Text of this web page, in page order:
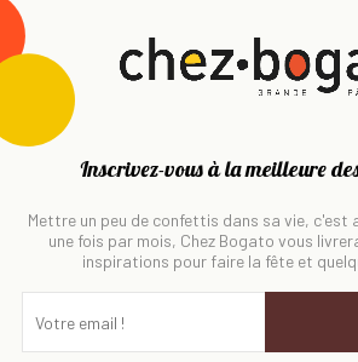
Inscrivez-vous à la meilleure
Mettre un peu de confettis dans sa vie, c'est
une fois par mois, Chez Bogato vous
inspirations pour faire la fête et